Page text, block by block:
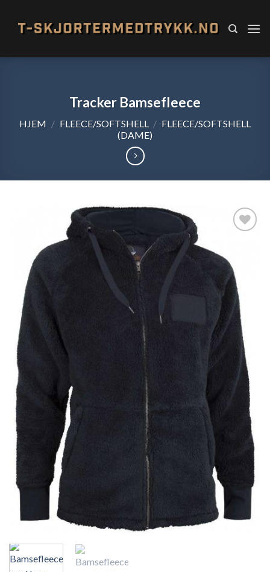
content
Tracker Bamsefleece
HJEM / FLEECE/SOFTSHELL / FLEECE/SOFTSHELL
(DAME)
Add to
Wishlist